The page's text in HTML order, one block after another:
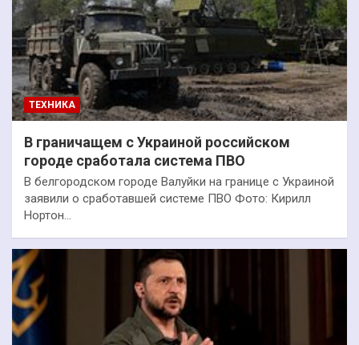
ТЕХНИКА
В граничащем с Украиной российском
городе сработала система ПВО
В белгородском городе Валуйки на границе с Украиной
заявили о сработавшей системе ПВО Фото: Кирилл
Нортон…